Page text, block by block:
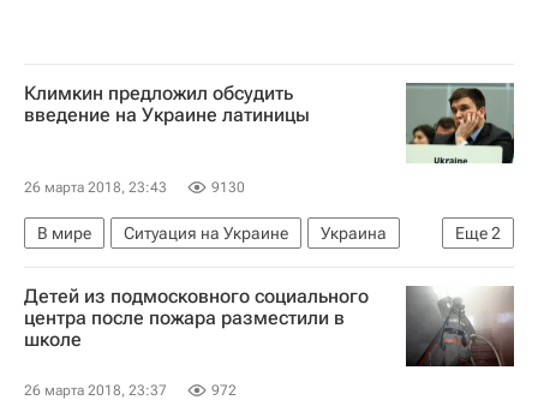
Климкин предложил обсудить
введение на Украине латиницы
26 марта 2018, 23:43 9130
Еще2
В мире Ситуация на Украине
Украина
Павел Климкин
МИД Украины
Детей из подмосковного социального
центра после пожара разместили в
школе
26 марта 2018, 23:37 972